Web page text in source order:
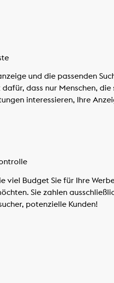
und die passenden
dass nur Menschen, die
interessieren, Ihre
viel Budget Sie für Ihre
Sie zahlen
potenzielle Kunden!